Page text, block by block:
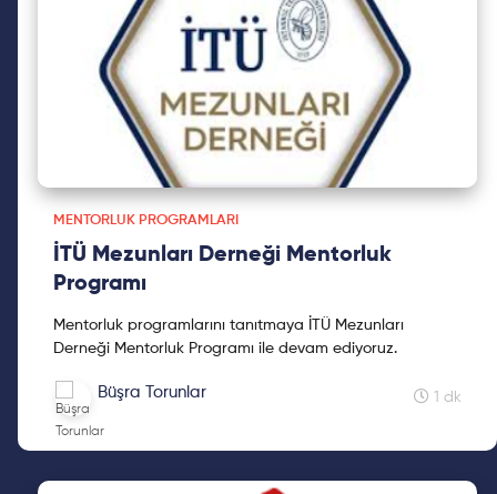
MENTORLUK PROGRAMLARI
İTÜ Mezunları Derneği Mentorluk
Programı
Mentorluk programlarını tanıtmaya İTÜ Mezunları
Derneği Mentorluk Programı ile devam ediyoruz.
Büşra Torunlar 1 dk